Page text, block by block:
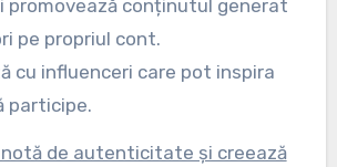
promovează conținutul generat
pe propriul cont.
cu influenceri care pot inspira
participe.
notă de autenticitate și creează